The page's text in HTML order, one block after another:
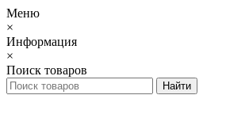
Меню
×
Информация
×
Поиск товаров